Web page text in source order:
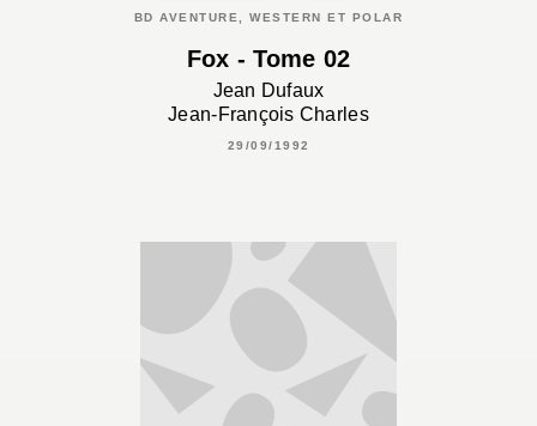
BD AVENTURE, WESTERN ET POLAR
Fox - Tome 02
Jean Dufaux
Jean-François Charles
29/09/1992